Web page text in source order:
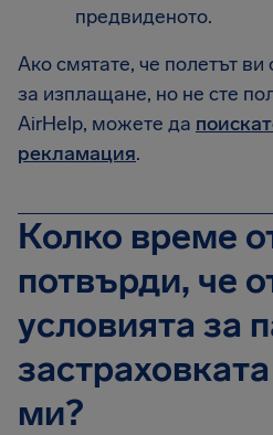
предвиденото.
Ако смятате, че полетът ви
за изплащане, но не сте
AirHelp, можете да
рекламация.
Колко време
потвърди, че
условията за
ми?